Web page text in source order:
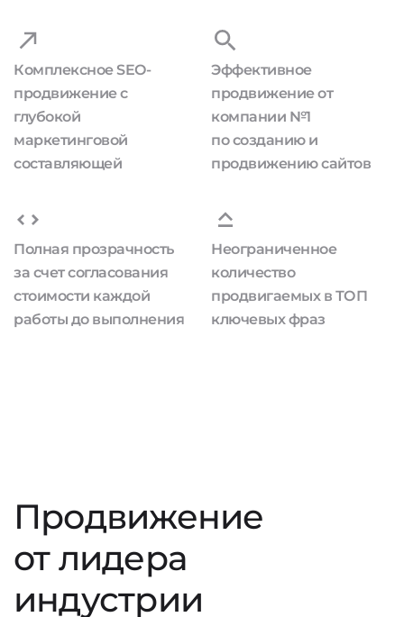
Комплексное SEO-
продвижение с
глубокой
маркетинговой
составляющей
Эффективное
продвижение от
компании №1
по созданию и
продвижению сайтов
Полная прозрачность
за счет согласования
стоимости каждой
работы до выполнения
Неограниченное
количество
продвигаемых в ТОП
ключевых фраз
Продвижение
от лидера
индустрии